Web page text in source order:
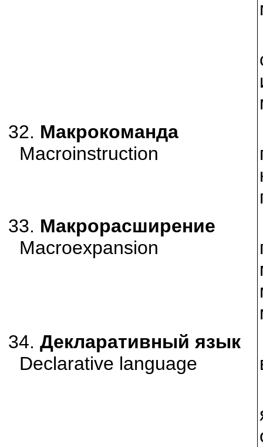
32. Макрокоманда
Macroinstruction
33. Макрорасширение
Macroexpansion
34. Декларативный язык
Declarative language